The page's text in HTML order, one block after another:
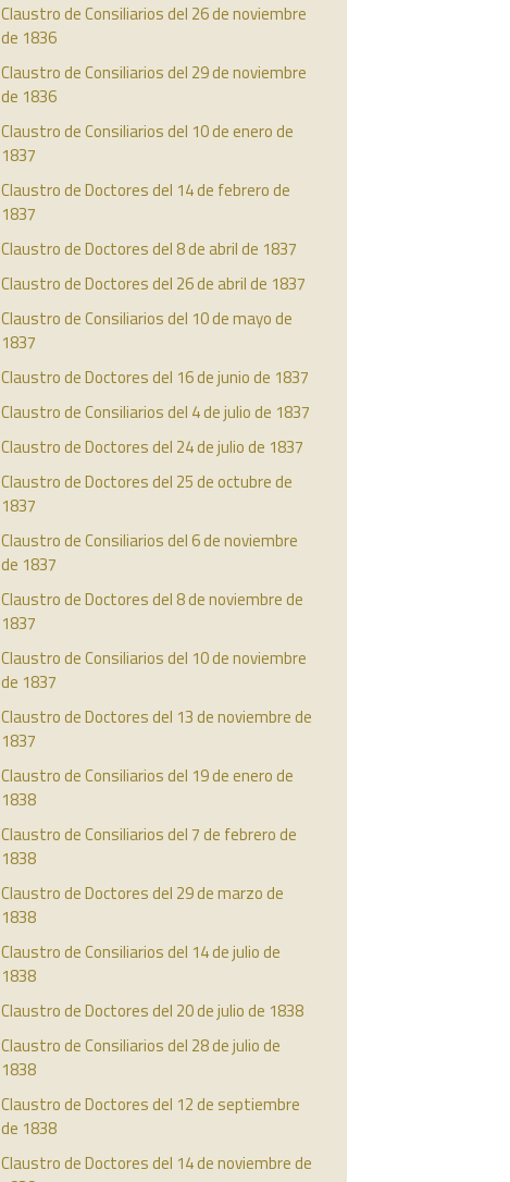
Claustro de Consiliarios del 26 de noviembre
de 1836
Claustro de Consiliarios del 29 de noviembre
de 1836
Claustro de Consiliarios del 10 de enero de
1837
Claustro de Doctores del 14 de febrero de
1837
Claustro de Doctores del 8 de abril de 1837
Claustro de Doctores del 26 de abril de 1837
Claustro de Consiliarios del 10 de mayo de
1837
Claustro de Doctores del 16 de junio de 1837
Claustro de Consiliarios del 4 de julio de 1837
Claustro de Doctores del 24 de julio de 1837
Claustro de Doctores del 25 de octubre de
1837
Claustro de Consiliarios del 6 de noviembre
de 1837
Claustro de Doctores del 8 de noviembre de
1837
Claustro de Consiliarios del 10 de noviembre
de 1837
Claustro de Doctores del 13 de noviembre de
1837
Claustro de Consiliarios del 19 de enero de
1838
Claustro de Consiliarios del 7 de febrero de
1838
Claustro de Doctores del 29 de marzo de
1838
Claustro de Consiliarios del 14 de julio de
1838
Claustro de Doctores del 20 de julio de 1838
Claustro de Consiliarios del 28 de julio de
1838
Claustro de Doctores del 12 de septiembre
de 1838
Claustro de Doctores del 14 de noviembre de